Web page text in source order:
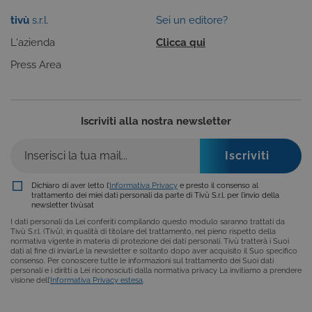
tivù s.r.l.
L'azienda
Press Area
Sei un editore?
Clicca qui
Iscriviti alla nostra newsletter
Dichiaro di aver letto l’Informativa Privacy e presto il consenso al
trattamento dei miei dati personali da parte di Tivù S.r.l. per l’invio della
newsletter tivùsat
I dati personali da Lei conferiti compilando questo modulo saranno trattati da
Tivù S.r.l. (Tivù), in qualità di titolare del trattamento, nel pieno rispetto della
normativa vigente in materia di protezione dei dati personali. Tivù tratterà i Suoi
dati al fine di inviarLe la newsletter e soltanto dopo aver acquisito il Suo specifico
consenso. Per conoscere tutte le informazioni sul trattamento dei Suoi dati
personali e i diritti a Lei riconosciuti dalla normativa privacy La invitiamo a prendere
visione dell’Informativa Privacy estesa
Inoltre, ti permetteranno di navigare sul sito
ricordando le scelte e in base ai criteri da te
selezionati (es. lingua, prodotti presenti nel
carrello). È possibile impostare il browser per
norma, dati personali.
Provider /
ASP.NET_SessionId
www.tivu.tv
Sessione
Cookie di
sessione
piattaforma
utilizzato da
basate su
Microsoft
.NET.
Solitamente
utilizzato per
mantenere